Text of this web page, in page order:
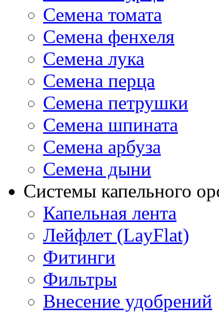
Семена томата
Семена фенхеля
Семена лука
Семена перца
Семена петрушки
Семена шпината
Семена арбуза
Семена дыни
Системы капельного
Капельная лента
Лейфлет (LayFlat)
Фитинги
Фильтры
Внесение удобрений